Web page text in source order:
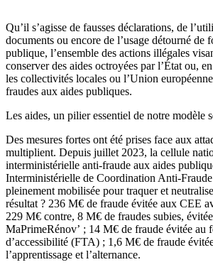
Qu’il s’agisse de fausses déclarations, de
documents ou encore de l’usage détourné de
publique, l’ensemble des actions illégales
conserver des aides octroyées par l’État ou,
les collectivités locales ou l’Union
fraudes aux aides publiques.
Les aides, un pilier essentiel de notre modèle
Des mesures fortes ont été prises face aux
multiplient. Depuis juillet 2023, la cellule
interministérielle anti-fraude aux aides
Interministérielle de Coordination Anti-
pleinement mobilisée pour traquer et
résultat ? 236 M€ de fraude évitée aux CEE
229 M€ contre, 8 M€ de fraudes subies,
MaPrimeRénov’ ; 14 M€ de fraude évitée au
d’accessibilité (FTA) ; 1,6 M€ de fraude
l’apprentissage et l’alternance.